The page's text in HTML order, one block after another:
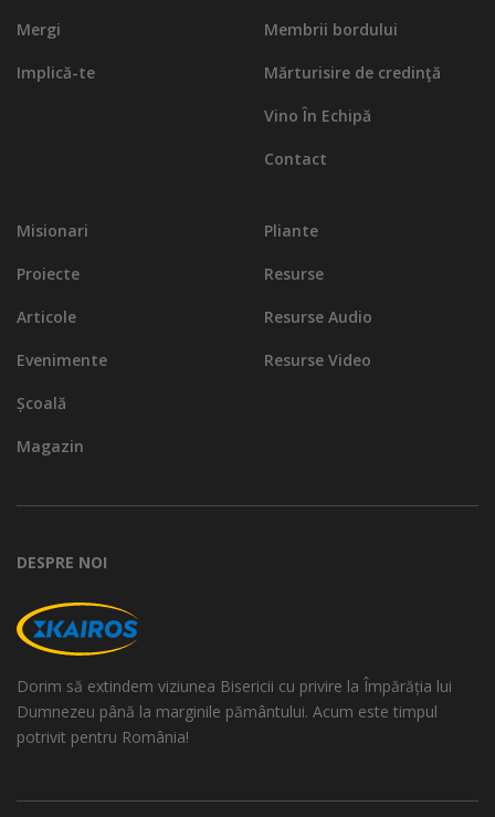
Mergi
Implică-te
Membrii bordului
Mărturisire de credinţă
Vino În Echipă
Contact
Misionari
Proiecte
Articole
Evenimente
Școală
Magazin
Pliante
Resurse
Resurse Audio
Resurse Video
DESPRE NOI
Dorim să extindem viziunea Bisericii cu privire la Împărăția lui
Dumnezeu până la marginile pământului. Acum este timpul
potrivit pentru România!